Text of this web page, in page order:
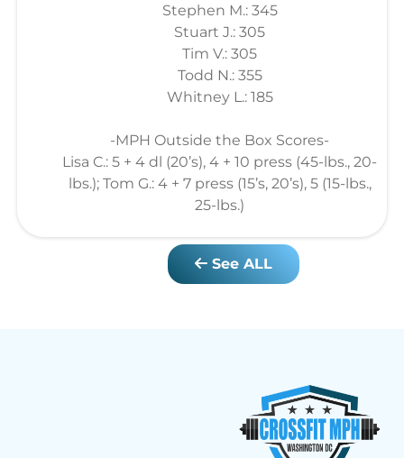
Stephen M.: 345
Stuart J.: 305
Tim V.: 305
Todd N.: 355
Whitney L.: 185
-MPH Outside the Box Scores-
Lisa C.: 5 + 4 dl (20’s), 4 + 10 press (45-lbs., 20-
lbs.); Tom G.: 4 + 7 press (15’s, 20’s), 5 (15-lbs.,
25-lbs.)
See ALL